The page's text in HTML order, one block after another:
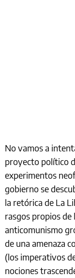
No vamos a
proyecto político
experimentos
gobierno se
la retórica de La
rasgos propios de
anticomunismo
de una amenaza
(los imperativos
nociones